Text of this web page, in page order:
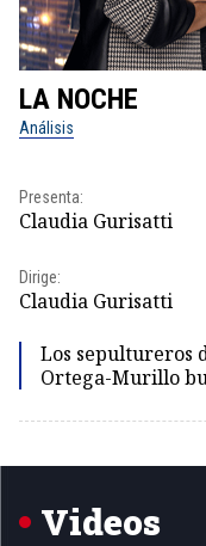
LA NOCHE
Análisis
Presenta:
Claudia Gurisatti
Dirige:
Claudia Gurisatti
Los sepultureros
Ortega-Murillo
Videos